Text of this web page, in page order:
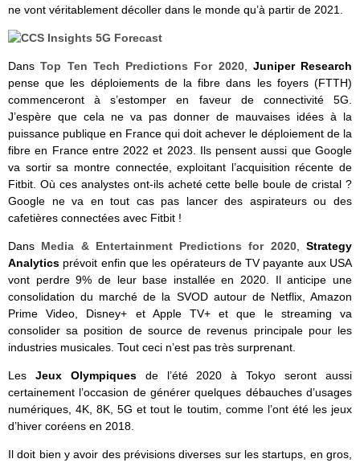
ne vont véritablement décoller dans le monde qu’à partir de 2021.
DansTop Ten Tech Predictions For 2020, Juniper Research
pense que les déploiements de la fibre dans les foyers (FTTH)
commenceront à s’estomper en faveur de connectivité 5G.
J’espère que cela ne va pas donner de mauvaises idées à la
puissance publique en France qui doit achever le déploiement de la
fibre en France entre 2022 et 2023. Ils pensent aussi que Google
va sortir sa montre connectée, exploitant l’acquisition récente de
Fitbit. Où ces analystes ont-ils acheté cette belle boule de cristal ?
Google ne va en tout cas pas lancer des aspirateurs ou des
cafetières connectées avec Fitbit !
Dans Media & Entertainment Predictions for 2020,Strategy
Analytics prévoit enfin que les opérateurs de TV payante aux USA
vont perdre 9% de leur base installée en 2020. Il anticipe une
consolidation du marché de la SVOD autour de Netflix, Amazon
Prime Video, Disney+ et Apple TV+ et que le streaming va
consolider sa position de source de revenus principale pour les
industries musicales. Tout ceci n’est pas très surprenant.
Les Jeux Olympiquesde l’été 2020 à Tokyo seront aussi
certainement l’occasion de générer quelques débauches d’usages
numériques, 4K, 8K, 5G et tout le toutim, comme l’ont été les jeux
d’hiver coréens en 2018.
Il doit bien y avoir des prévisions diverses sur les startups, en gros,